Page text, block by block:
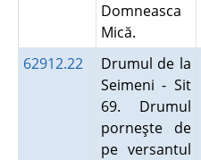
Domneasca
Mică.
62912.22
Drumul de la
Seimeni - Sit
69. Drumul
porneşte de
pe versantul